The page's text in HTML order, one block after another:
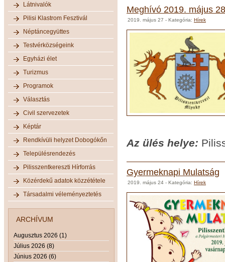
Látnivalók
Pilisi Klastrom Fesztivál
Néptáncegyüttes
Testvérközségeink
Egyházi élet
Turizmus
Programok
Választás
Civil szervezetek
Képtár
Rendkívüli helyzet Dobogókőn
Településrendezés
Pilisszentkereszti Hírforrás
Közérdekű adatok közzététele
Társadalmi véleményeztetés
ARCHÍVUM
Augusztus 2026 (1)
Július 2026 (8)
Június 2026 (6)
Meghívó 2019. május
2019. május 27 - Kategória: Hírek
Az ülés helye:
Gyermeknapi Mulatság
2019. május 24 - Kategória: Hírek